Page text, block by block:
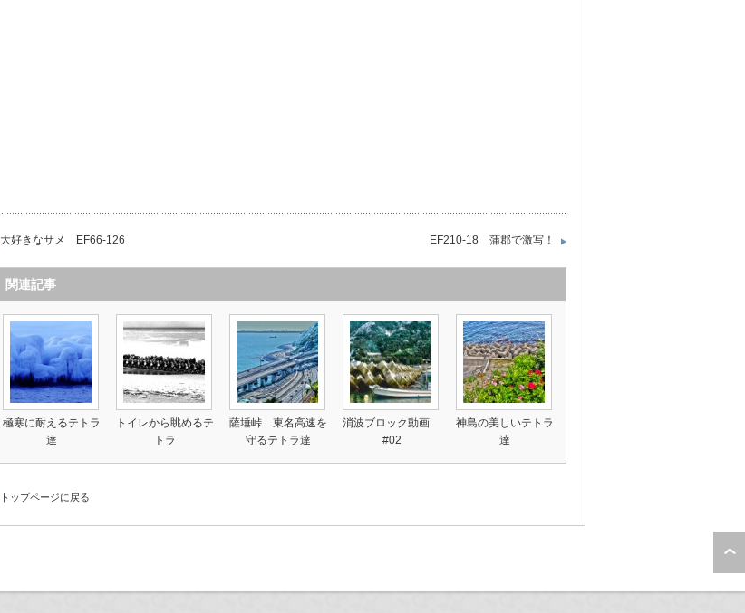
大好きなサメ EF66-126 EF210-18 蒲郡で激写！
関連記事
極寒に耐えるテトラ
達
トイレから眺めるテ
トラ
薩埵峠 東名高速を
守るテトラ達
消波ブロック動画
#02
神島の美しいテトラ
達
トップページに戻る